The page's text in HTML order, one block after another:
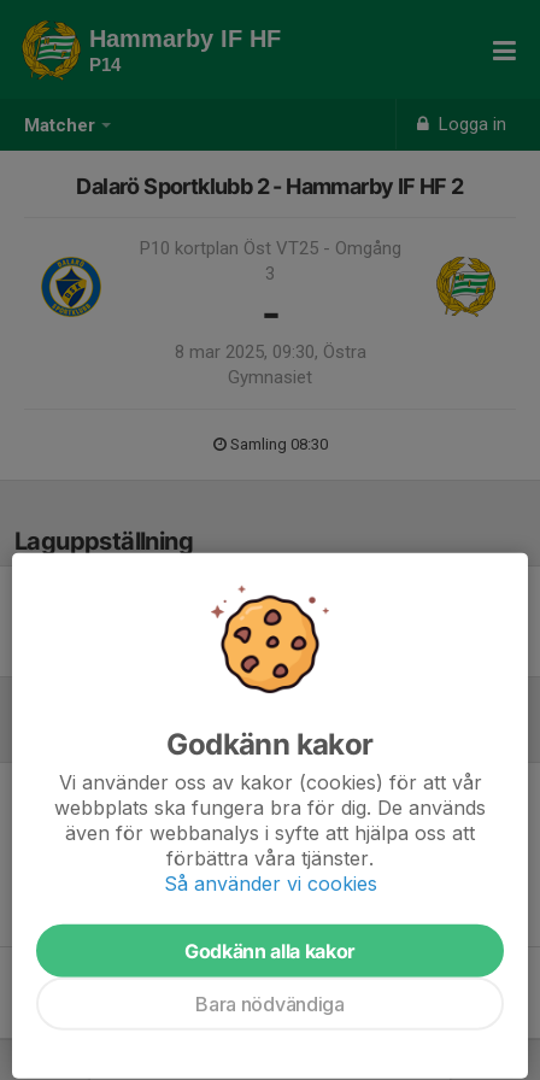
Matcher Logga in
Hammarby IF HF
P14
Dalarö Sportklubb 2 - Hammarby IF HF 2
P10 kortplan Öst VT25 - Omgång
3
-
8 mar 2025, 09:30, Östra
Gymnasiet
Samling 08:30
Laguppställning
Ingen uppställning ifylld
Inget referat skrivet
Godkänn kakor
Vi använder oss av kakor (cookies) för att vår
webbplats ska fungera bra för dig. De används
även för webbanalys i syfte att hjälpa oss att
förbättra våra tjänster.
Så använder vi cookies
Godkänn alla kakor
Bara nödvändiga